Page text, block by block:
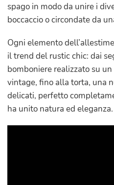
spago in modo da unire i
boccaccio o circondate da
Ogni elemento
il trend del rustic chic: dai
bomboniere realizzato su
vintage, fino alla torta, una
delicati, perfetto
ha unito natura ed eleganza.